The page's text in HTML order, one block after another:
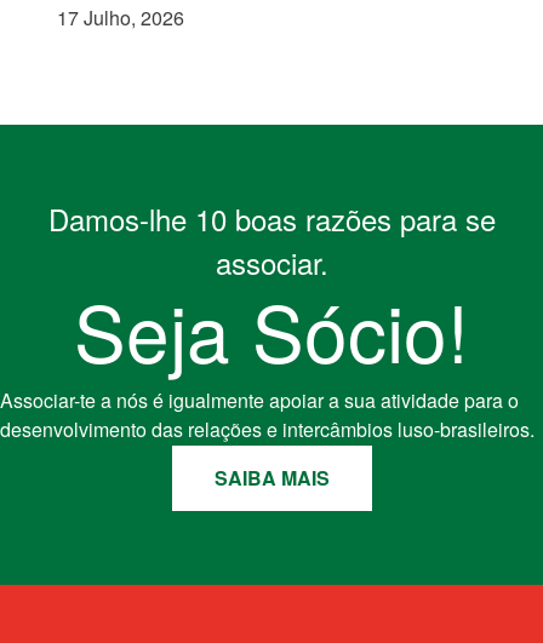
17 Julho, 2026
Damos-lhe 10 boas razões para se
associar.
Seja Sócio!
Associar-te a nós é igualmente apoiar a sua atividade para o
desenvolvimento das relações e intercâmbios luso-brasileiros.
SAIBA MAIS